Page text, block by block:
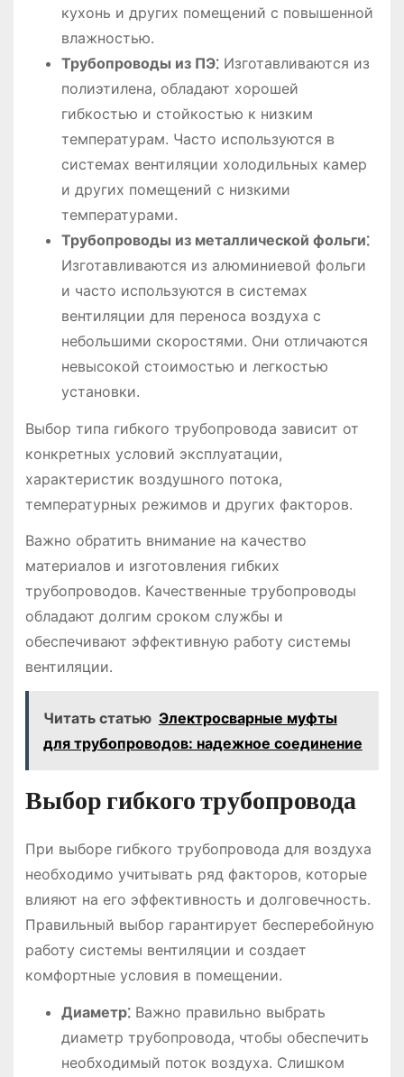
кухонь и других помещений с повышенной
влажностью.
Трубопроводы из ПЭ⁚Изготавливаются из
полиэтилена, обладают хорошей
гибкостью и стойкостью к низким
температурам. Часто используются в
системах вентиляции холодильных камер
и других помещений с низкими
температурами.
Трубопроводы из металлической фольги⁚
Изготавливаются из алюминиевой фольги
и часто используются в системах
вентиляции для переноса воздуха с
небольшими скоростями. Они отличаются
невысокой стоимостью и легкостью
установки.
Выбор типа гибкого трубопровода зависит от
конкретных условий эксплуатации,
характеристик воздушного потока,
температурных режимов и других факторов.
Важно обратить внимание на качество
материалов и изготовления гибких
трубопроводов. Качественные трубопроводы
обладают долгим сроком службы и
обеспечивают эффективную работу системы
вентиляции.
Читать статью Электросварные муфты
для трубопроводов: надежное соединение
Выбор гибкого трубопровода
При выборе гибкого трубопровода для воздуха
необходимо учитывать ряд факторов, которые
влияют на его эффективность и долговечность.
Правильный выбор гарантирует бесперебойную
работу системы вентиляции и создает
комфортные условия в помещении.
Диаметр⁚Важно правильно выбрать
диаметр трубопровода, чтобы обеспечить
необходимый поток воздуха. Слишком